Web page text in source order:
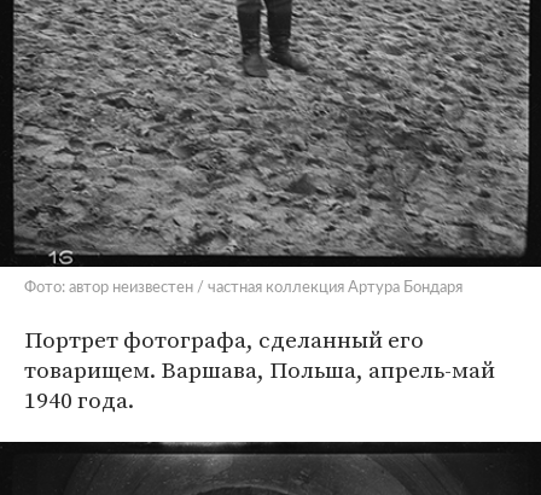
Фото: автор неизвестен / частная коллекция Артура Бондаря
Портрет фотографа, сделанный его
товарищем. Варшава, Польша, апрель-май
1940 года.